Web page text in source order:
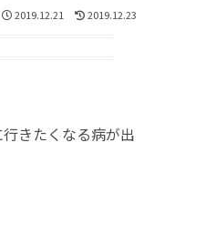
2019.12.21 2019.12.23
きたくなる病が出